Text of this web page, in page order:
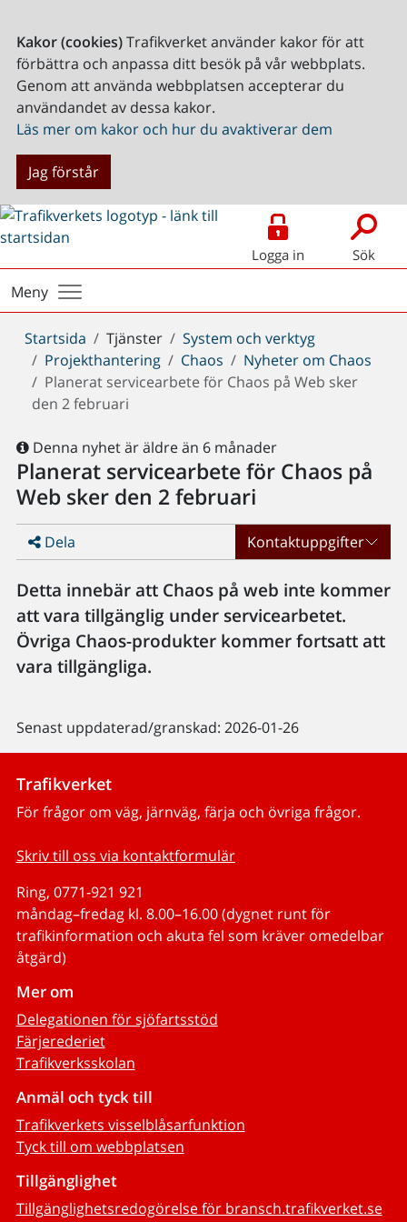
Kakor (cookies)Trafikverket använder kakor för att
förbättra och anpassa ditt besök på vår webbplats.
Genom att använda webbplatsen accepterar du
användandet av dessa kakor.
Läs mer om kakor och hur du avaktiverar dem
Jag förstår
Logga in Sök
Meny
Du
är
här:
Startsida Tjänster
System och verktyg
Projekthantering
Chaos
Nyheter om Chaos
Planerat servicearbete för Chaos på Web sker
den 2 februari
Denna nyhet är äldre än 6 månader
Planerat servicearbete för Chaos på
Web sker den 2 februari
Dela Kontaktuppgifter
Detta innebär att Chaos på web inte kommer
att vara tillgänglig under servicearbetet.
Övriga Chaos-produkter kommer fortsatt att
vara tillgängliga.
Senast uppdaterad/granskad: 2026-01-26
Trafikverket
För frågor om väg, järnväg, färja och övriga frågor.
Skriv till oss via kontaktformulär
Ring, 0771-921 921
måndag–fredag kl. 8.00–16.00 (dygnet runt för
trafikinformation och akuta fel som kräver omedelbar
åtgärd)
Mer om
Delegationen för sjöfartsstöd
Färjerederiet
Trafikverksskolan
Anmäl och tyck till
Trafikverkets visselblåsarfunktion
Tyck till om webbplatsen
Tillgänglighet
Tillgänglighetsredogörelse för bransch.trafikverket.se